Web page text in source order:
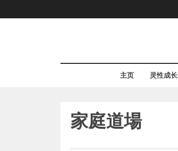
to
主页 灵性成长
家庭道場